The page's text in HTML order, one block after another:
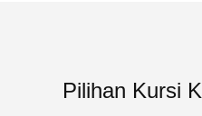
Pilihan Kursi